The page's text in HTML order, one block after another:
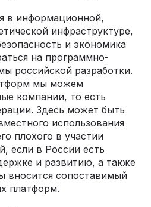
в информационной,
инфраструктуре,
и экономика
на программно-
российской разработки.
мы можем
компании, то есть
Здесь может быть
использования
плохого в участии
если в России есть
и развитию, а также
вносится сопоставимый
платформ.